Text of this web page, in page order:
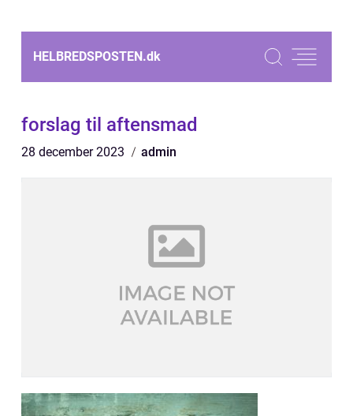
HELBREDSPOSTEN.dk
forslag til aftensmad
28 december 2023 admin